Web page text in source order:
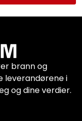
brann og
leverandørene i
og dine verdier.